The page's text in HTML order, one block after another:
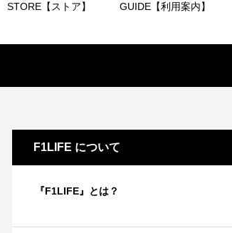
STORE【ストア】 GUIDE【利用案内】
F1LIFE について
『F1LIFE』とは？